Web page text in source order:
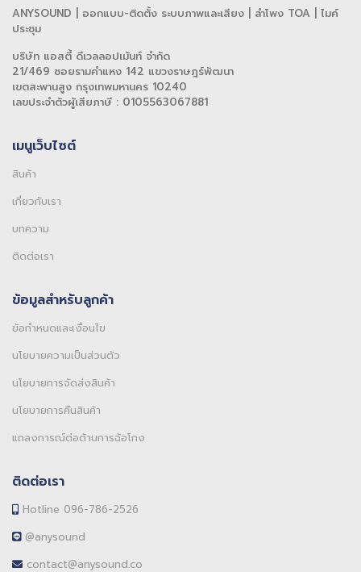
ANYSOUND | ออกแบบ-ติดตั้ง ระบบภาพและเสียง | ลำโพง TOA | ไมค์
ประชุม
บริษัท แอสตี้ ดีเวลลอปเม้นท์ จำกัด
21/469 ซอยรามคำแหง 142 แขวงราษฎร์พัฒนา
เขตสะพานสูง กรุงเทพมหานคร 10240
เลขประจำตัวผู้เสียภาษี : 0105563067881
เมนูเว็บไซต์
สินค้า
เกี่ยวกับเรา
บทความ
ติดต่อเรา
ข้อมูลสำหรับลูกค้า
ข้อกำหนดและเงื่อนไข
นโยบายความเป็นส่วนตัว
นโยบายการจัดส่งสินค้า
นโยบายการคืนสินค้า
แถลงการณ์ต่อต้านการฉ้อโกง
ติดต่อเรา
Hotline 096-786-2526
@anysound
contact@anysound.co